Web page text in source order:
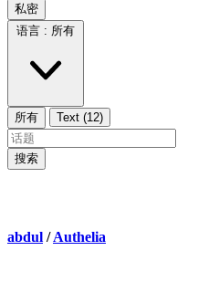
私密
语言 : 所有
所有 Text (12)
搜索
abdul / Authelia